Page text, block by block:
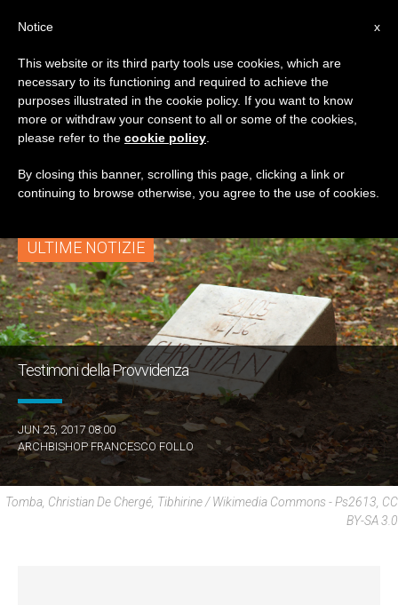
TAG
Posts Tagged
‘tibhirine’
ULTIME NOTIZIE
Testimoni della Provvidenza
JUN 25, 2017 08:00
ARCHBISHOP FRANCESCO FOLLO
Tomba, Christian De Chergé, Tibhirine / Wikimedia Commons - Ps2613, CC
BY-SA 3.0
x
Notice
This website or its third party tools use cookies, which are
necessary to its functioning and required to achieve the
purposes illustrated in the cookie policy. If you want to know
more or withdraw your consent to all or some of the cookies,
please refer to the cookie policy
By closing this banner, scrolling this page, clicking a link or
continuing to browse otherwise, you agree to the use of cookies.